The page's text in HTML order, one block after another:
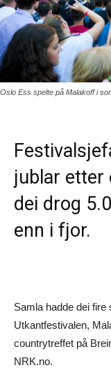
Oslo Ess spelte på Malakoff i
jublar etter
dei drog
enn i fjor.
Samla hadde dei
Utkantfestivalen,
countrytreffet på
NRK.no.